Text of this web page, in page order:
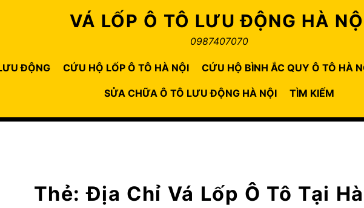
VÁ LỐP Ô TÔ LƯU ĐỘNG HÀ
0987407070
ĐỘNG CỨU HỘ LỐP Ô TÔ HÀ NỘI CỨU HỘ BÌNH ẮC QUY Ô TÔ HÀ
SỬA CHỮA Ô TÔ LƯU ĐỘNG HÀ NỘI TÌM KIẾM
Thẻ:Địa Chỉ Vá Lốp Ô Tô Tại